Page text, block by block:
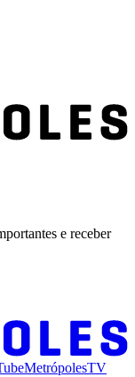
e receber
MetrópolesTV